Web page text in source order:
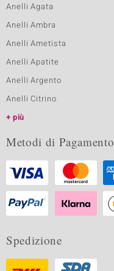
Anelli Agata
Anelli Ambra
Anelli Ametista
Anelli Apatite
Anelli Argento
Anelli Citrino
più
Metodi di Pagamento
Spedizione